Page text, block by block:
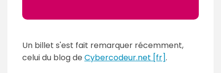
Un billet s'est fait remarquer récemment,
celui du blog de Cybercodeur.net [fr].